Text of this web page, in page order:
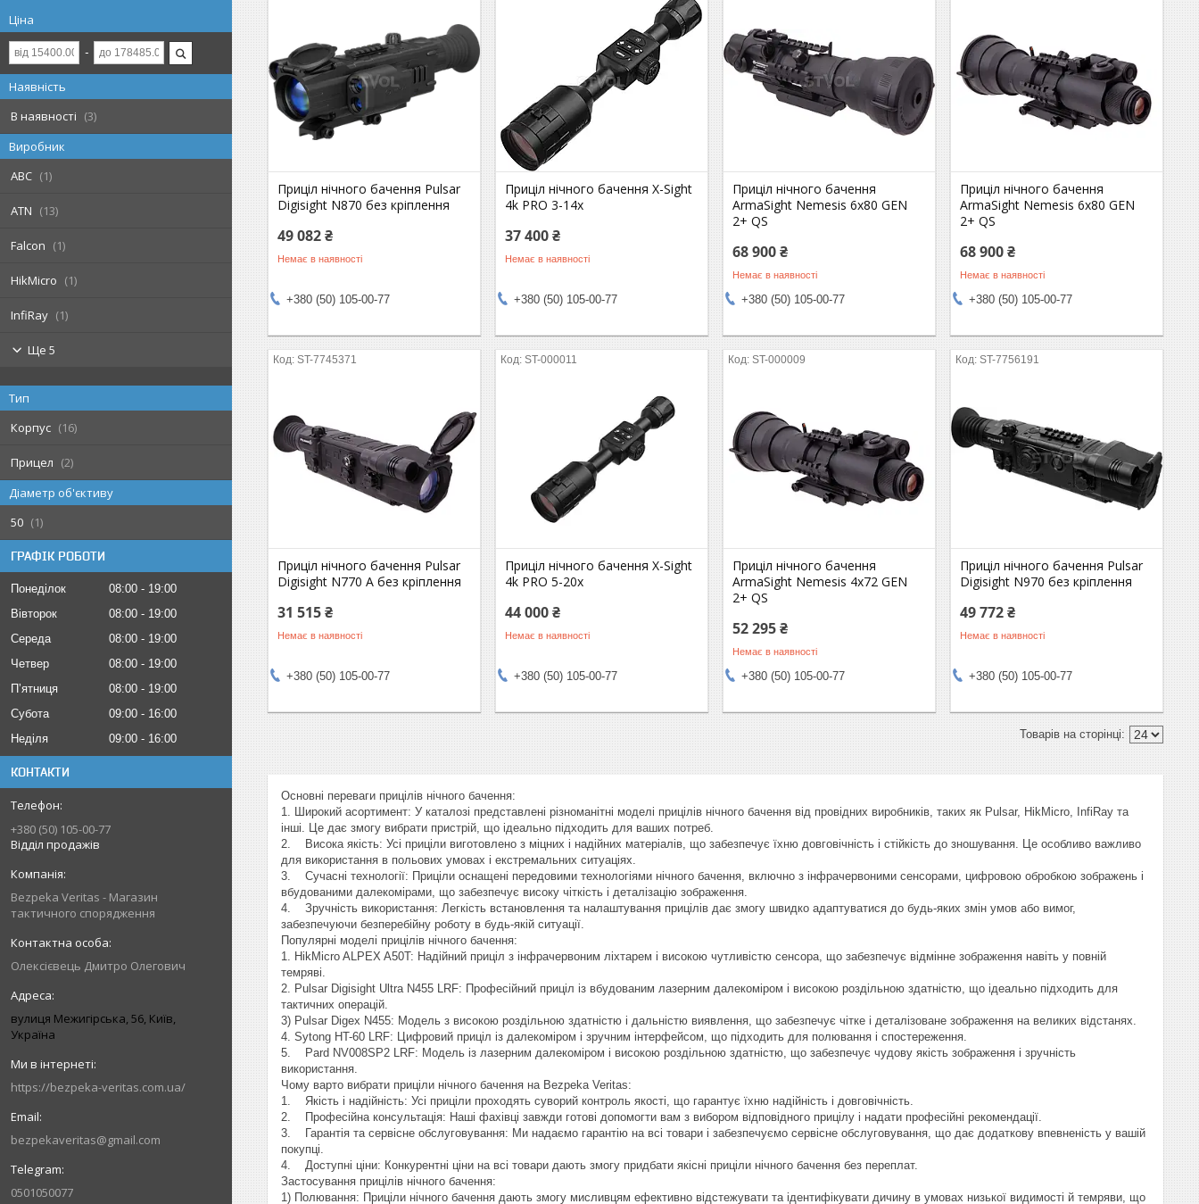
Ціна
Наявність
В наявності
3
Виробник
ABC
1
ATN 13
Falcon 1
HikMicro 1
InfiRay 1
Ще 5
Тип
Корпус
16
Прицел
2
Діаметр об'єктиву
50
1
ГРАФІК РОБОТИ
Понеділок 08:00
19:00
Вівторок
08:00
19:00
Середа
08:00
19:00
Четвер
08:00
19:00
Пʼятниця
08:00
19:00
Субота
09:00
16:00
Неділя
09:00 16:00
КОНТАКТИ
+380 (50) 105-00-77
Відділ продажів
Bezpeka Veritas - Магазин
тактичного спорядження
Олексієвець Дмитро Олегович
вулиця Межигірська, 56, Київ,
Україна
https://bezpeka-veritas.com.ua/
bezpekaveritas@gmail.com
0501050077
Приціл нічного бачення Pulsar
Digisight N870 без кріплення
49 082 ₴
Немає в наявності
+380 (50) 105-00-77
Приціл нічного бачення X-Sight
4k PRO 3-14x
37 400 ₴
Немає в наявності
+380 (50) 105-00-77
Приціл нічного бачення
ArmaSight Nemesis 6x80 GEN
2+ QS
68 900 ₴
Немає в наявності
+380 (50) 105-00-77
Приціл нічного бачення
ArmaSight Nemesis 6x80 GEN
2+ QS
68 900 ₴
Немає в наявності
+380 (50) 105-00-77
ST-7745371
Приціл нічного бачення Pulsar
Digisight N770 А без кріплення
31 515 ₴
Немає в наявності
+380 (50) 105-00-77
ST-000011
Приціл нічного бачення X-Sight
4k PRO 5-20x
44 000 ₴
Немає в наявності
+380 (50) 105-00-77
ST-000009
Приціл нічного бачення
ArmaSight Nemesis 4x72 GEN
2+ QS
52 295 ₴
Немає в наявності
+380 (50) 105-00-77
ST-7756191
Приціл нічного бачення Pulsar
Digisight N970 без кріплення
49 772 ₴
Немає в наявності
+380 (50) 105-00-77
Основні переваги прицілів нічного бачення:
1. Широкий асортимент: У каталозі представлені різноманітні моделі прицілів нічного бачення від провідних виробників, таких як Pulsar, HikMicro, InfiRay та
інші. Це дає змогу вибрати пристрій, що ідеально підходить для ваших потреб.
2. Висока якість: Усі приціли виготовлено з міцних і надійних матеріалів, що забезпечує їхню довговічність і стійкість до зношування. Це особливо важливо
для використання в польових умовах і екстремальних ситуаціях.
3. Сучасні технології: Приціли оснащені передовими технологіями нічного бачення, включно з інфрачервоними сенсорами, цифровою обробкою зображень і
вбудованими далекомірами, що забезпечує високу чіткість і деталізацію зображення.
4. Зручність використання: Легкість встановлення та налаштування прицілів дає змогу швидко адаптуватися до будь-яких змін умов або вимог,
забезпечуючи безперебійну роботу в будь-якій ситуації.
Популярні моделі прицілів нічного бачення:
1. HikMicro ALPEX A50T: Надійний приціл з інфрачервоним ліхтарем і високою чутливістю сенсора, що забезпечує відмінне зображення навіть у повній
темряві.
2. Pulsar Digisight Ultra N455 LRF: Професійний приціл із вбудованим лазерним далекоміром і високою роздільною здатністю, що ідеально підходить для
тактичних операцій.
3) Pulsar Digex N455: Модель з високою роздільною здатністю і дальністю виявлення, що забезпечує чітке і деталізоване зображення на великих відстанях.
4. Sytong HT-60 LRF: Цифровий приціл із далекоміром і зручним інтерфейсом, що підходить для полювання і спостереження.
5. Pard NV008SP2 LRF: Модель із лазерним далекоміром і високою роздільною здатністю, що забезпечує чудову якість зображення і зручність
використання.
Чому варто вибрати приціли нічного бачення на Bezpeka Veritas:
1. Якість і надійність: Усі приціли проходять суворий контроль якості, що гарантує їхню надійність і довговічність.
2. Професійна консультація: Наші фахівці завжди готові допомогти вам з вибором відповідного прицілу і надати професійні рекомендації.
3. Гарантія та сервісне обслуговування: Ми надаємо гарантію на всі товари і забезпечуємо сервісне обслуговування, що дає додаткову впевненість у вашій
покупці.
4. Доступні ціни: Конкурентні ціни на всі товари дають змогу придбати якісні приціли нічного бачення без переплат.
Застосування прицілів нічного бачення:
1) Полювання: Приціли нічного бачення дають змогу мисливцям ефективно відстежувати та ідентифікувати дичину в умовах низької видимості й темряви, що